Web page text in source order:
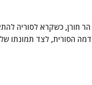
חורן, כשקרא לסוריה
הסורית, לצד תמונתו